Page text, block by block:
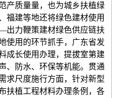
产质量量，也为城乡扶植绿
福建等地还将绿色建材使用
力鞭策建材绿色供应链扶
使用的环节抓手，广东省发
成长使用办理，提拔室第建
、防水、环保等机能。贯通
求尺度施行方面，针对新型
扶植工程材料办理条例，各